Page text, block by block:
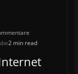
2 min read